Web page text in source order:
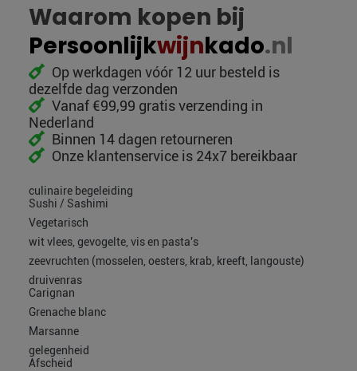
Waarom kopen bij
Persoonlijkwijnkado.nl
Op werkdagen vóór 12 uur besteld is
dezelfde dag verzonden
Vanaf €99,99 gratis verzending in
Nederland
Binnen 14 dagen retourneren
Onze klantenservice is 24x7 bereikbaar
culinaire begeleiding
Sushi / Sashimi
Vegetarisch
wit vlees, gevogelte, vis en pasta's
zeevruchten (mosselen, oesters, krab, kreeft, langouste)
druivenras
Carignan
Grenache blanc
Marsanne
gelegenheid
Afscheid